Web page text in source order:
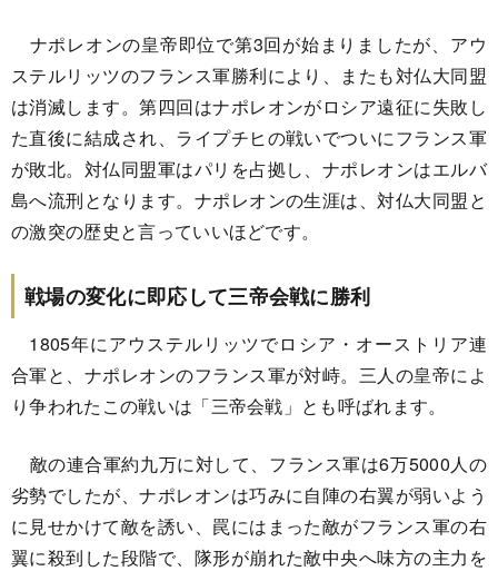
ナポレオンの皇帝即位で第3回が始まりましたが、アウ
ステルリッツのフランス軍勝利により、またも対仏大同盟
は消滅します。第四回はナポレオンがロシア遠征に失敗し
た直後に結成され、ライプチヒの戦いでついにフランス軍
が敗北。対仏同盟軍はパリを占拠し、ナポレオンはエルバ
島へ流刑となります。ナポレオンの生涯は、対仏大同盟と
の激突の歴史と言っていいほどです。
戦場の変化に即応して三帝会戦に勝利
1805年にアウステルリッツでロシア・オーストリア連
合軍と、ナポレオンのフランス軍が対峙。三人の皇帝によ
り争われたこの戦いは「三帝会戦」とも呼ばれます。
敵の連合軍約九万に対して、フランス軍は6万5000人の
劣勢でしたが、ナポレオンは巧みに自陣の右翼が弱いよう
に見せかけて敵を誘い、罠にはまった敵がフランス軍の右
翼に殺到した段階で、隊形が崩れた敵中央へ味方の主力を